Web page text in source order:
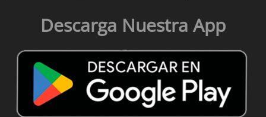
Descarga Nuestra App